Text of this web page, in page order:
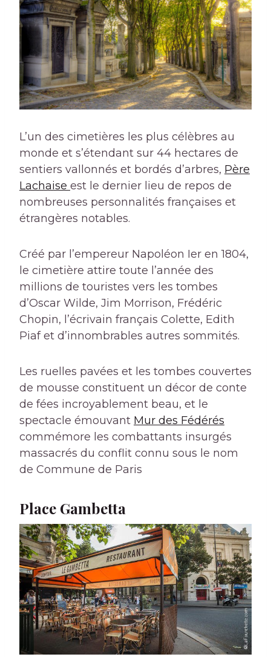
L’un des cimetières les plus célèbres au
monde et s’étendant sur 44 hectares de
sentiers vallonnés et bordés d’arbres, Père
Lachaise est le dernier lieu de repos de
nombreuses personnalités françaises et
étrangères notables.
Créé par l’empereur Napoléon Ier en 1804,
le cimetière attire toute l’année des
millions de touristes vers les tombes
d’Oscar Wilde, Jim Morrison, Frédéric
Chopin, l’écrivain français Colette, Edith
Piaf et d’innombrables autres sommités.
Les ruelles pavées et les tombes couvertes
de mousse constituent un décor de conte
de fées incroyablement beau, et le
spectacle émouvant Mur des Fédérés
commémore les combattants insurgés
massacrés du conflit connu sous le nom
de Commune de Paris
Place Gambetta